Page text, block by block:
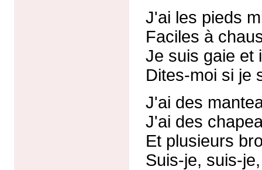
J'ai les pieds
Faciles à
Je suis gaie et
Dites-moi si je
J'ai des
J'ai des
Et plusieurs
Suis-je, suis-